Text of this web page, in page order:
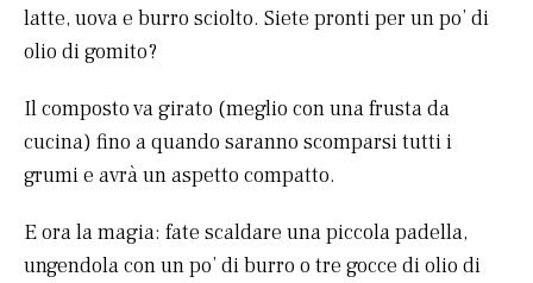
latte, uova e burro sciolto. Siete pronti per un po’ di
olio di gomito?
Il composto va girato (meglio con una frusta da
cucina) fino a quando saranno scomparsi tutti i
grumi e avrà un aspetto compatto.
E ora la magia: fate scaldare una piccola padella,
ungendola con un po’ di burro o tre gocce di olio di